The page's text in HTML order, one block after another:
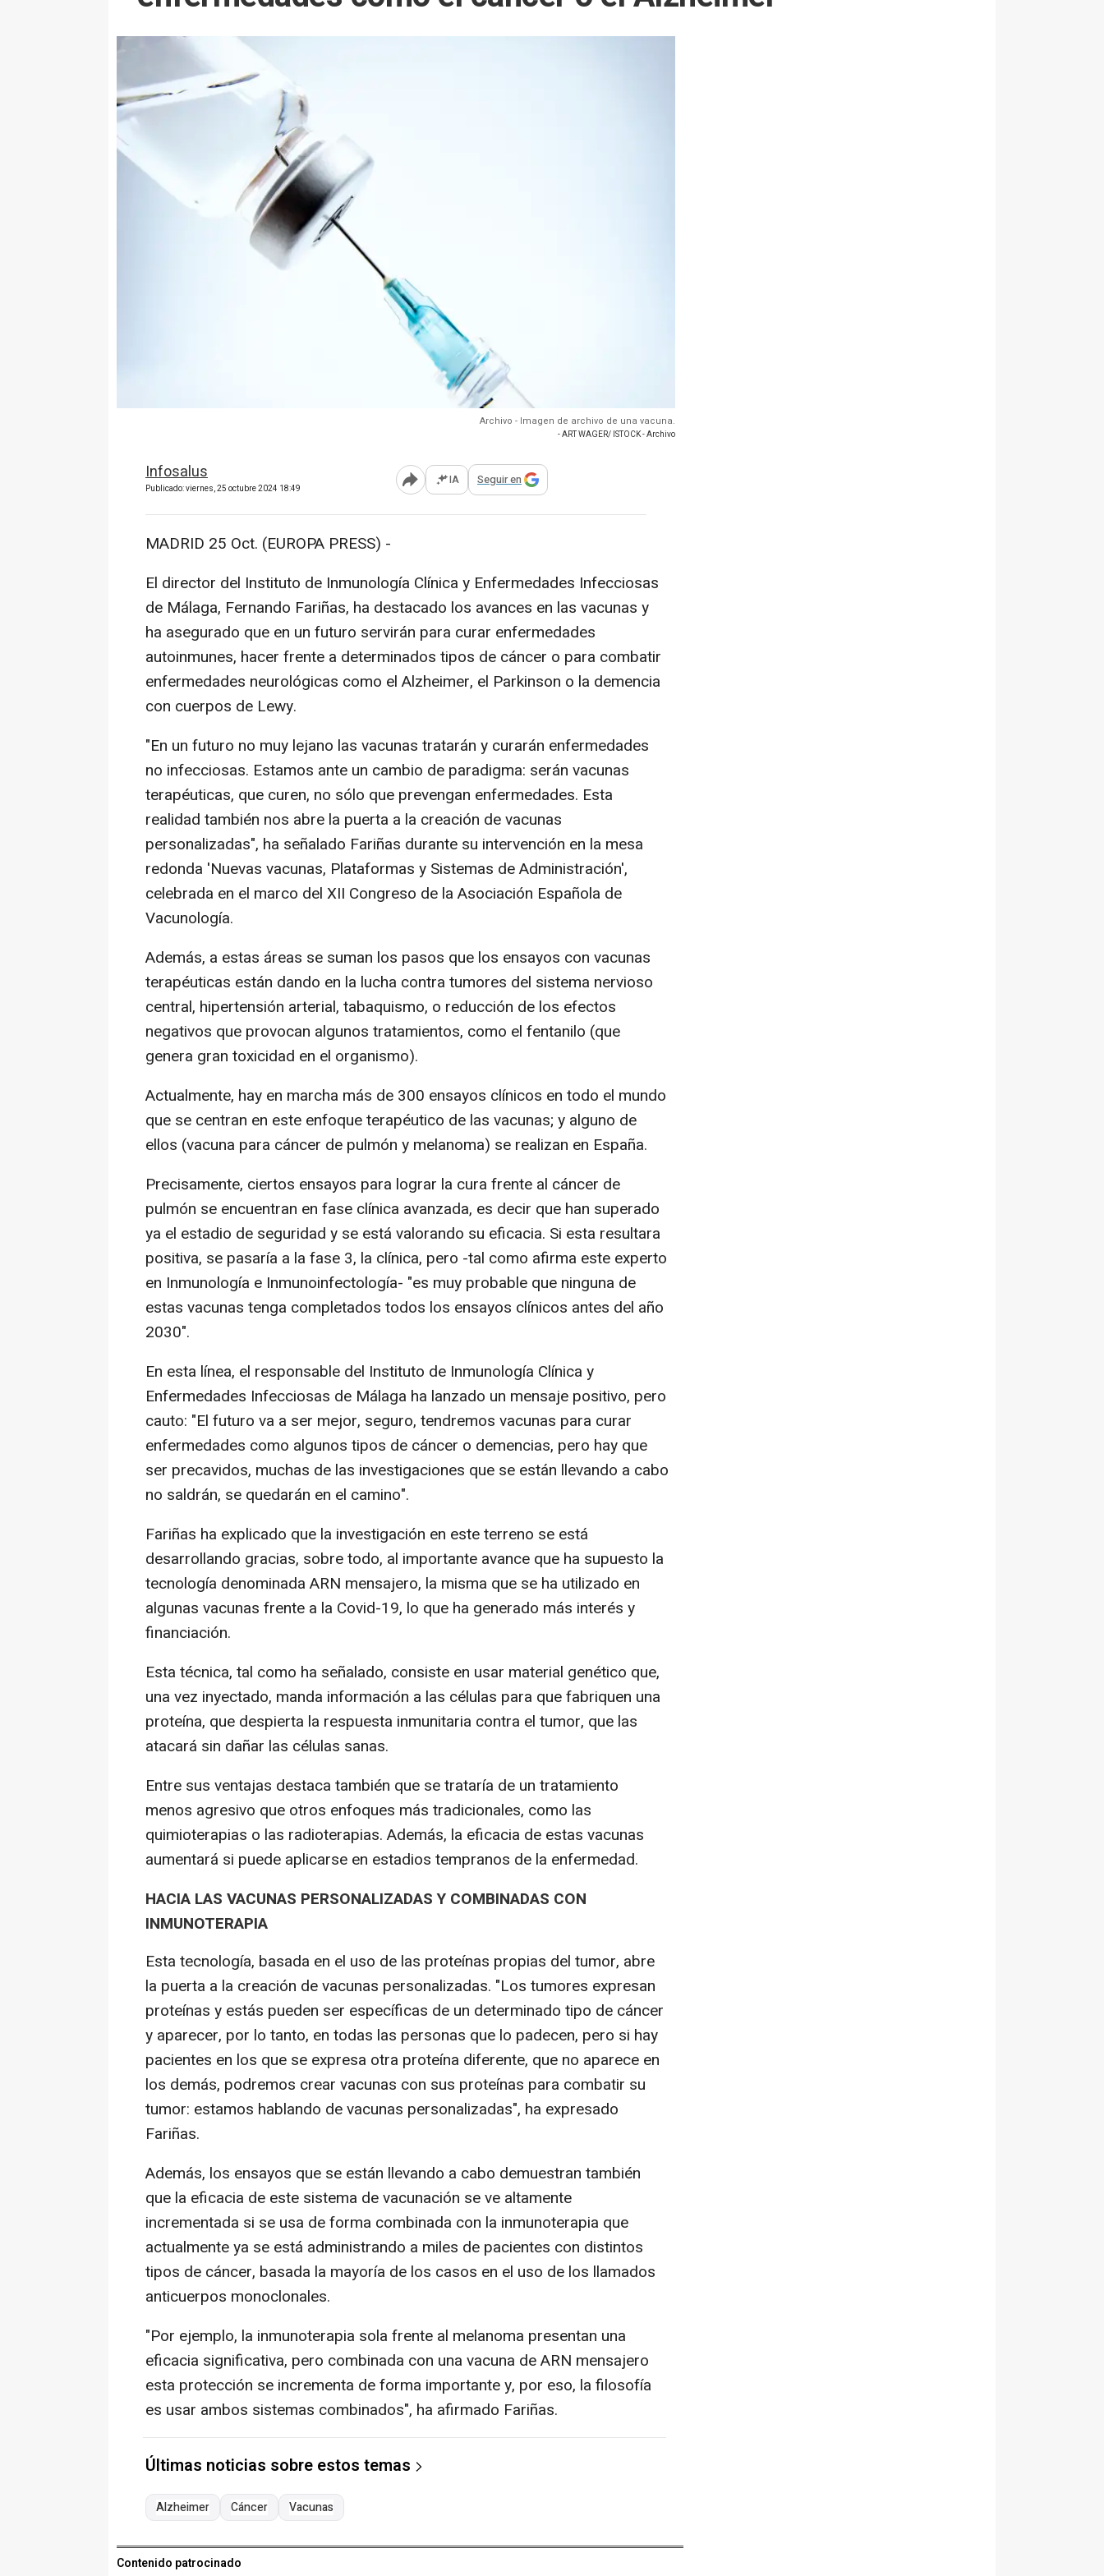
Archivo - Imagen de archivo de una vacuna.
- ART WAGER/ ISTOCK - Archivo
Infosalus
Publicado: viernes, 25 octubre 2024 18:49 Abrir opciones para compartir
IA Seguir en
MADRID 25 Oct. (EUROPA PRESS) -
El director del Instituto de Inmunología Clínica y Enfermedades Infecciosas
de Málaga, Fernando Fariñas, ha destacado los avances en las vacunas y
ha asegurado que en un futuro servirán para curar enfermedades
autoinmunes, hacer frente a determinados tipos de cáncer o para combatir
enfermedades neurológicas como el Alzheimer, el Parkinson o la demencia
con cuerpos de Lewy.
"En un futuro no muy lejano las vacunas tratarán y curarán enfermedades
no infecciosas. Estamos ante un cambio de paradigma: serán vacunas
terapéuticas, que curen, no sólo que prevengan enfermedades. Esta
realidad también nos abre la puerta a la creación de vacunas
personalizadas", ha señalado Fariñas durante su intervención en la mesa
redonda 'Nuevas vacunas, Plataformas y Sistemas de Administración',
celebrada en el marco del XII Congreso de la Asociación Española de
Vacunología.
Además, a estas áreas se suman los pasos que los ensayos con vacunas
terapéuticas están dando en la lucha contra tumores del sistema nervioso
central, hipertensión arterial, tabaquismo, o reducción de los efectos
negativos que provocan algunos tratamientos, como el fentanilo (que
genera gran toxicidad en el organismo).
Actualmente, hay en marcha más de 300 ensayos clínicos en todo el mundo
que se centran en este enfoque terapéutico de las vacunas; y alguno de
ellos (vacuna para cáncer de pulmón y melanoma) se realizan en España.
Precisamente, ciertos ensayos para lograr la cura frente al cáncer de
pulmón se encuentran en fase clínica avanzada, es decir que han superado
ya el estadio de seguridad y se está valorando su eficacia. Si esta resultara
positiva, se pasaría a la fase 3, la clínica, pero -tal como afirma este experto
en Inmunología e Inmunoinfectología- "es muy probable que ninguna de
estas vacunas tenga completados todos los ensayos clínicos antes del año
2030".
En esta línea, el responsable del Instituto de Inmunología Clínica y
Enfermedades Infecciosas de Málaga ha lanzado un mensaje positivo, pero
cauto: "El futuro va a ser mejor, seguro, tendremos vacunas para curar
enfermedades como algunos tipos de cáncer o demencias, pero hay que
ser precavidos, muchas de las investigaciones que se están llevando a cabo
no saldrán, se quedarán en el camino".
Fariñas ha explicado que la investigación en este terreno se está
desarrollando gracias, sobre todo, al importante avance que ha supuesto la
tecnología denominada ARN mensajero, la misma que se ha utilizado en
algunas vacunas frente a la Covid-19, lo que ha generado más interés y
financiación.
Esta técnica, tal como ha señalado, consiste en usar material genético que,
una vez inyectado, manda información a las células para que fabriquen una
proteína, que despierta la respuesta inmunitaria contra el tumor, que las
atacará sin dañar las células sanas.
Entre sus ventajas destaca también que se trataría de un tratamiento
menos agresivo que otros enfoques más tradicionales, como las
quimioterapias o las radioterapias. Además, la eficacia de estas vacunas
aumentará si puede aplicarse en estadios tempranos de la enfermedad.
HACIA LAS VACUNAS PERSONALIZADAS Y COMBINADAS CON
INMUNOTERAPIA
Esta tecnología, basada en el uso de las proteínas propias del tumor, abre
la puerta a la creación de vacunas personalizadas. "Los tumores expresan
proteínas y estás pueden ser específicas de un determinado tipo de cáncer
y aparecer, por lo tanto, en todas las personas que lo padecen, pero si hay
pacientes en los que se expresa otra proteína diferente, que no aparece en
los demás, podremos crear vacunas con sus proteínas para combatir su
tumor: estamos hablando de vacunas personalizadas", ha expresado
Fariñas.
Además, los ensayos que se están llevando a cabo demuestran también
que la eficacia de este sistema de vacunación se ve altamente
incrementada si se usa de forma combinada con la inmunoterapia que
actualmente ya se está administrando a miles de pacientes con distintos
tipos de cáncer, basada la mayoría de los casos en el uso de los llamados
anticuerpos monoclonales.
"Por ejemplo, la inmunoterapia sola frente al melanoma presentan una
eficacia significativa, pero combinada con una vacuna de ARN mensajero
esta protección se incrementa de forma importante y, por eso, la filosofía
es usar ambos sistemas combinados", ha afirmado Fariñas.
Últimas noticias sobre estos temas
Alzheimer Cáncer Vacunas
Contenido patrocinado